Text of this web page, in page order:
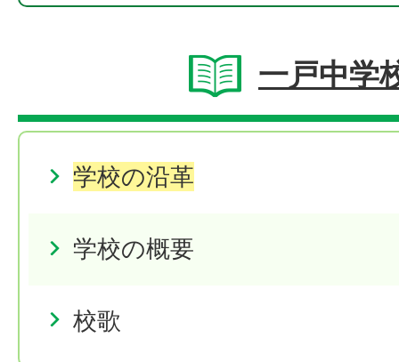
一戸中学
学校の沿革
学校の概要
校歌